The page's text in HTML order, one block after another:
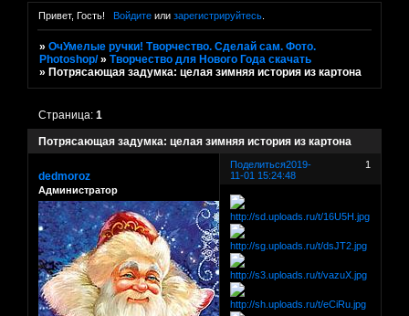
Привет, Гость! Войдитеили зарегистрируйтесь.
»ОчУмелые ручки! Творчество. Сделай сам. Фото.
Photoshop/ »Творчество для Нового Года скачать
» Потрясающая задумка: целая зимняя история из картона
Потрясающая задумка: целая зимняя история из картона
Страница:1
Поделиться 1
2019-
11-01 15:24:48
dedmoroz
Администратор